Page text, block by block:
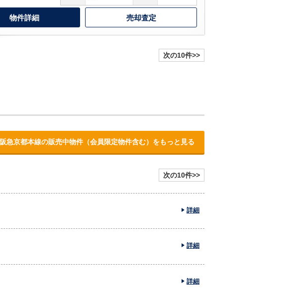
物件詳細 売却査定
次の10件>>
阪急京都本線の販売中物件（会員限定物件含む）をもっと見る
次の10件>>
詳細
詳細
詳細